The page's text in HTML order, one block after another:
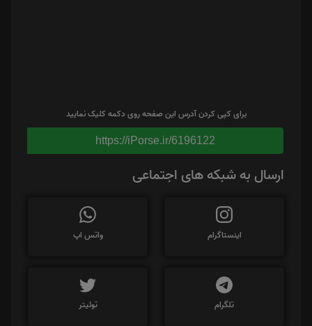
برای کپی کردن آدرس این صفحه روی دکمه کلیک نمایید
https://iPorse.ir/6196122
ارسال به شبکه های اجتماعی
اینستاگرام واتس اپ
تلگرام توئیتر